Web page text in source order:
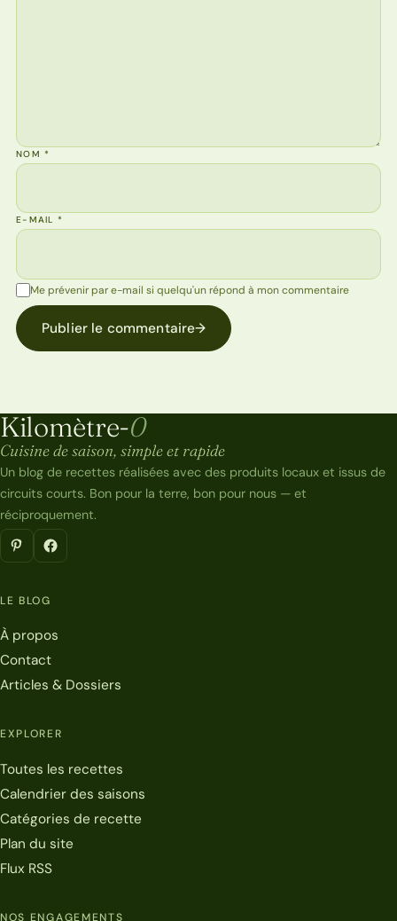
NOM*
E-MAIL*
Me prévenir par e-mail si quelqu'un répond à mon commentaire
Publier le commentaire→
Kilomètre-0
Kilomètre-0
Cuisine de saison, simple et rapide
Un blog de recettes réalisées avec des produits locaux et issus de
circuits courts. Bon pour la terre, bon pour nous — et
réciproquement.
LE BLOG
À propos
Contact
Articles & Dossiers
EXPLORER
Toutes les recettes
Calendrier des saisons
Catégories de recette
Plan du site
Flux RSS
NOS ENGAGEMENTS